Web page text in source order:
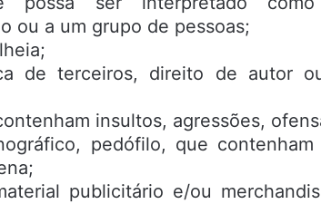
ou a um grupo de pessoas;
de terceiros, direito de autor
insultos, agressões,
pedófilo, que contenham
publicitário e/ou